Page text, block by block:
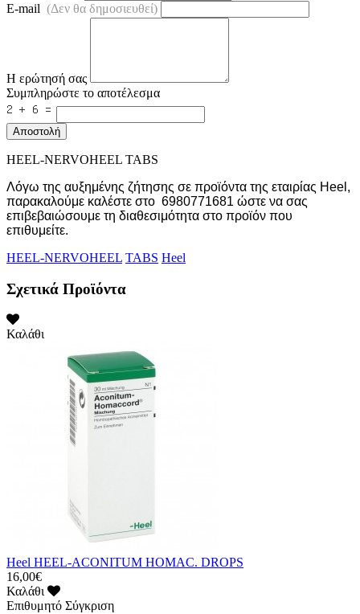
E-mail (Δεν θα δημοσιευθεί)
Η ερώτησή σας
Συμπληρώστε το αποτέλεσμα
Αποστολή
HEEL-NERVOHEEL TABS
Λόγω της αυξημένης ζήτησης σε προϊόντα της εταιρίας Heel,
παρακαλούμε καλέστε στο 6980771681 ώστε να σας
επιβεβαιώσουμε τη διαθεσιμότητα στο προϊόν που
επιθυμείτε.
HEEL-NERVOHEEL TABS Heel
Σχετικά Προϊόντα
Καλάθι
Heel HEEL-ACONITUM HOMAC. DROPS
16,00€
Καλάθι
Επιθυμητό Σύγκριση